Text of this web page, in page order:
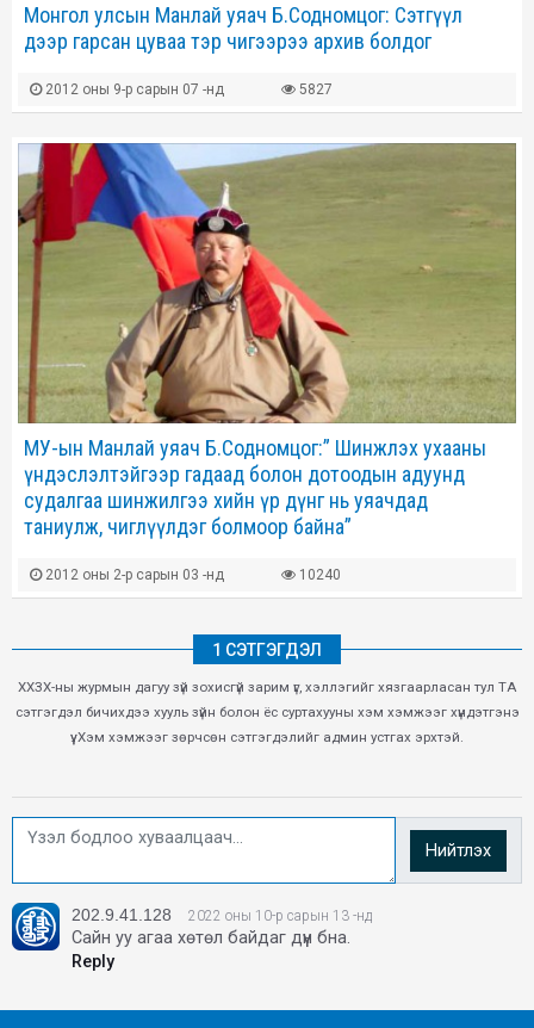
Монгол улсын Манлай уяач Б.Содномцог: Сэтгүүл
дээр гарсан цуваа тэр чигээрээ архив болдог
2012 оны 9-р сарын 07 -нд 5827
МУ-ын Манлай уяач Б.Содномцог:” Шинжлэх ухааны
үндэслэлтэйгээр гадаад болон дотоодын адуунд
судалгаа шинжилгээ хийн үр дүнг нь уяачдад
таниулж, чиглүүлдэг болмоор байна”
2012 оны 2-р сарын 03 -нд 10240
1 СЭТГЭГДЭЛ
ХХЗХ-ны журмын дагуу зүй зохисгүй зарим үг, хэллэгийг хязгаарласан тул ТА
сэтгэгдэл бичихдээ хууль зүйн болон ёс суртахууны хэм хэмжээг хүндэтгэнэ
үү. Хэм хэмжээг зөрчсөн сэтгэгдэлийг админ устгах эрхтэй.
Нийтлэх
202.9.41.128 2022 оны 10-р сарын 13 -нд
Сайн уу агаа хөтөл байдаг дүүн бна.
Reply